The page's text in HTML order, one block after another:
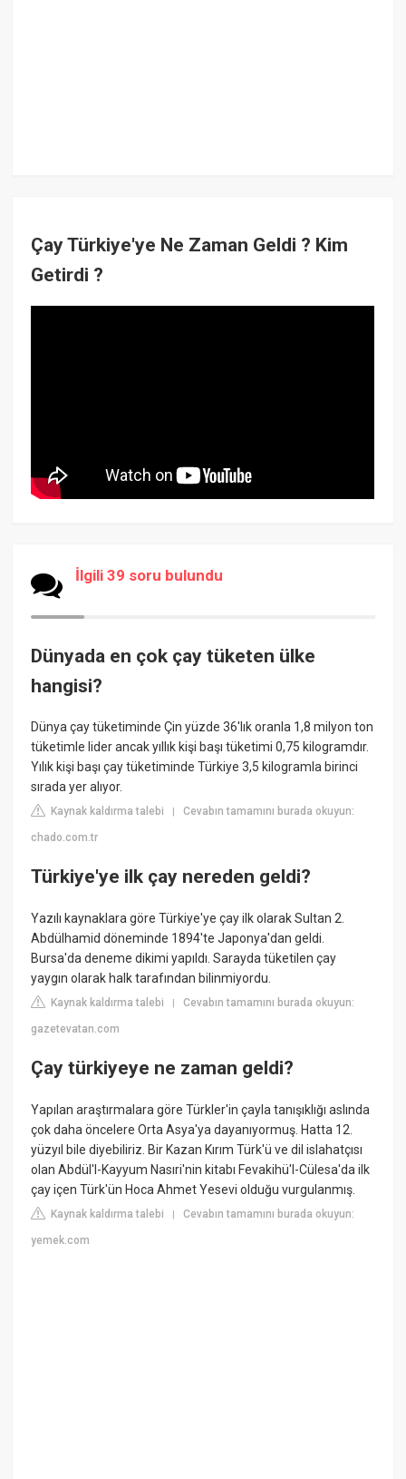
Çay Türkiye'ye Ne Zaman Geldi ? Kim
Getirdi ?
İlgili 39 soru bulundu
Dünyada en çok çay tüketen ülke
hangisi?
Dünya çay tüketiminde Çin yüzde 36'lık oranla 1,8 milyon ton
tüketimle lider ancak yıllık kişi başı tüketimi 0,75 kilogramdır.
Yılık kişi başı çay tüketiminde Türkiye 3,5 kilogramla birinci
sırada yer alıyor.
Kaynak kaldırma talebi |Cevabın tamamını burada okuyun:
chado.com.tr
Türkiye'ye ilk çay nereden geldi?
Yazılı kaynaklara göre Türkiye'ye çay ilk olarak Sultan 2.
Abdülhamid döneminde 1894'te Japonya'dan geldi.
Bursa'da deneme dikimi yapıldı. Sarayda tüketilen çay
yaygın olarak halk tarafından bilinmiyordu.
Kaynak kaldırma talebi |Cevabın tamamını burada okuyun:
gazetevatan.com
Çay türkiyeye ne zaman geldi?
Yapılan araştırmalara göre Türkler'in çayla tanışıklığı aslında
çok daha öncelere Orta Asya'ya dayanıyormuş. Hatta 12.
yüzyıl bile diyebiliriz. Bir Kazan Kırım Türk'ü ve dil islahatçısı
olan Abdül'l-Kayyum Nasıri'nin kitabı Fevakihü'l-Cülesa'da ilk
çay içen Türk'ün Hoca Ahmet Yesevi olduğu vurgulanmış.
Kaynak kaldırma talebi |Cevabın tamamını burada okuyun:
yemek.com